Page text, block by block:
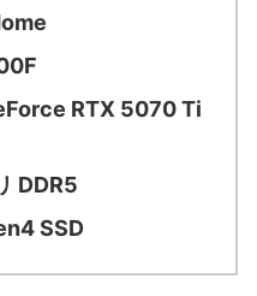
RTX 5070 Ti
DDR5
SSD